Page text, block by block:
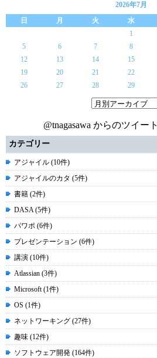
2026年7月
日
月 火 水
1
5
6 7 8
12
13 14 15
19
20 21 22
26
27 28 29
@tnagasawa からのツイート
カテゴリー
アジャイル (10件)
アジャイルのカタ (5件)
書籍 (2件)
DASA (5件)
パワポ (6件)
プレゼンテーション (6件)
講演 (10件)
Atlassian (3件)
Microsoft (1件)
OS (1件)
ネットワーキング (27件)
趣味 (12件)
ソフトウェア開発 (164件)